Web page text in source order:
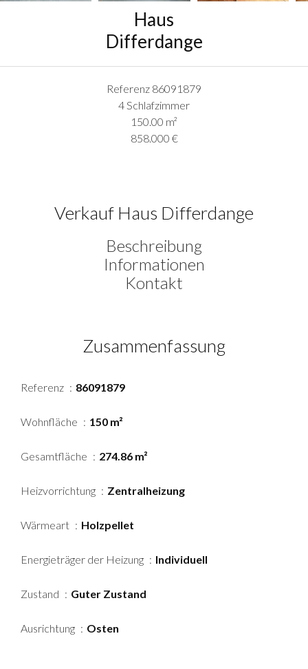
Haus
Differdange
Referenz 86091879
4 Schlafzimmer
150.00 m²
858.000 €
Verkauf Haus Differdange
Beschreibung
Informationen
Kontakt
Zusammenfassung
Referenz 86091879
Wohnfläche 150 m²
Gesamtfläche 274.86 m²
Heizvorrichtung Zentralheizung
Wärmeart Holzpellet
Energieträger der Heizung Individuell
Zustand Guter Zustand
Ausrichtung Osten